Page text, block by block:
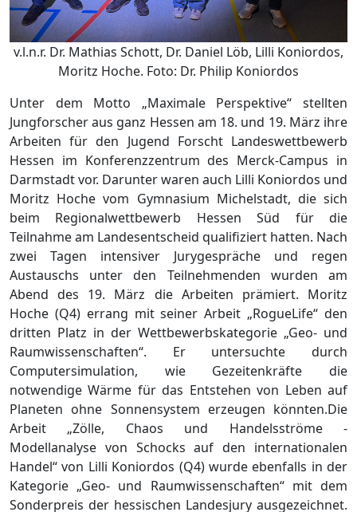
v.l.n.r. Dr. Mathias Schott, Dr. Daniel Löb, Lilli Koniordos,
Moritz Hoche. Foto: Dr. Philip Koniordos
Unter dem Motto „Maximale Perspektive“ stellten
Jungforscher aus ganz Hessen am 18. und 19. März ihre
Arbeiten für den Jugend Forscht Landeswettbewerb
Hessen im Konferenzzentrum des Merck-Campus in
Darmstadt vor. Darunter waren auch Lilli Koniordos und
Moritz Hoche vom Gymnasium Michelstadt, die sich
beim Regionalwettbewerb Hessen Süd für die
Teilnahme am Landesentscheid qualifiziert hatten. Nach
zwei Tagen intensiver Jurygespräche und regen
Austauschs unter den Teilnehmenden wurden am
Abend des 19. März die Arbeiten prämiert. Moritz
Hoche (Q4) errang mit seiner Arbeit „RogueLife“ den
dritten Platz in der Wettbewerbskategorie „Geo- und
Raumwissenschaften“. Er untersuchte durch
Computersimulation, wie Gezeitenkräfte die
notwendige Wärme für das Entstehen von Leben auf
Planeten ohne Sonnensystem erzeugen könnten.Die
Arbeit „Zölle, Chaos und Handelsströme -
Modellanalyse von Schocks auf den internationalen
Handel“ von Lilli Koniordos (Q4) wurde ebenfalls in der
Kategorie „Geo- und Raumwissenschaften“ mit dem
Sonderpreis der hessischen Landesjury ausgezeichnet.